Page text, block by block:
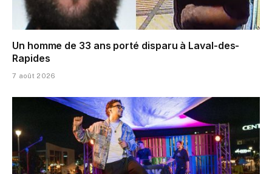
Un homme de 33 ans porté disparu à Laval-des-
Rapides
7 août 2026